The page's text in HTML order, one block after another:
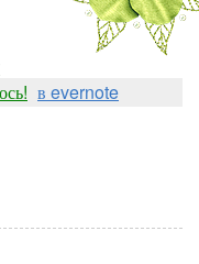
в evernote